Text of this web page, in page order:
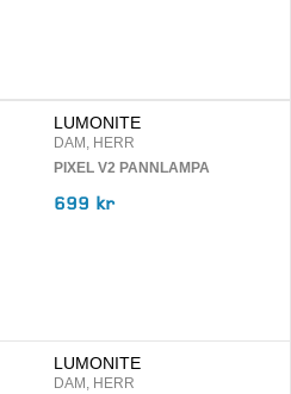
LUMONITE
DAM, HERR
PIXEL V2 PANNLAMPA
699 kr
LUMONITE
DAM, HERR